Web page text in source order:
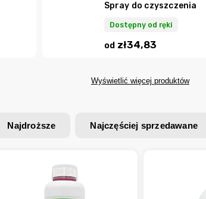
Spray do czyszczenia
Dostępny od ręki
odzł34,83
Wyświetlić więcej produktów
Najdroższe Najczęściej sprzedawane